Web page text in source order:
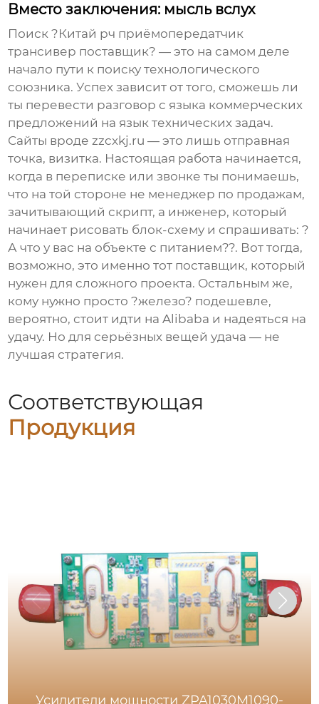
Вместо заключения: мысль вслух
Поиск ?Китай рч приёмопередатчик
трансивер поставщик? — это на самом деле
начало пути к поиску технологического
союзника. Успех зависит от того, сможешь ли
ты перевести разговор с языка коммерческих
предложений на язык технических задач.
Сайты вродеzzcxkj.ru — это лишь отправная
точка, визитка. Настоящая работа начинается,
когда в переписке или звонке ты понимаешь,
что на той стороне не менеджер по продажам,
зачитывающий скрипт, а инженер, который
начинает рисовать блок-схему и спрашивать: ?
А что у вас на объекте с питанием??. Вот тогда,
возможно, это именно тот поставщик, который
нужен для сложного проекта. Остальным же,
кому нужно просто ?железо? подешевле,
вероятно, стоит идти на Alibaba и надеяться на
удачу. Но для серьёзных вещей удача — не
лучшая стратегия.
Соответствующая
Продукция
Усилители мощности ZPA1030M1090-